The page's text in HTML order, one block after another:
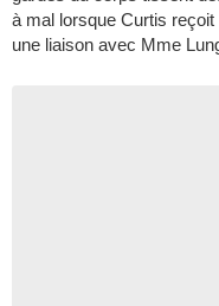
à mal lorsque Curtis
une liaison avec Mme